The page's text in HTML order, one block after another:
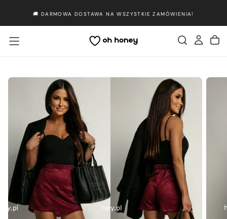
🚚 DARMOWA DOSTAWA NA WSZYSTKIE ZAMÓWIENIA!